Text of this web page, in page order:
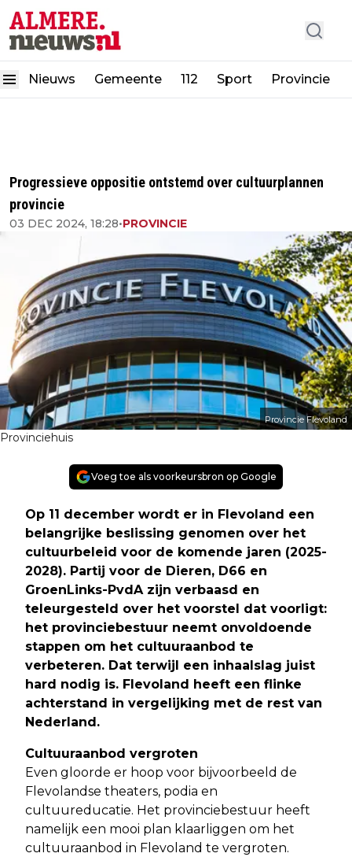
Nieuws Gemeente 112 Sport Provincie
Progressieve oppositie ontstemd over cultuurplannen
provincie
03 DEC 2024, 18:28•PROVINCIE
Provincie Flevoland
Provinciehuis
Voeg toe als voorkeursbron op Google
Op 11 december wordt er in Flevoland een
belangrijke beslissing genomen over het
cultuurbeleid voor de komende jaren (2025-
2028). Partij voor de Dieren, D66 en
GroenLinks-PvdA zijn verbaasd en
teleurgesteld over het voorstel dat voorligt:
het provinciebestuur neemt onvoldoende
stappen om het cultuuraanbod te
verbeteren. Dat terwijl een inhaalslag juist
hard nodig is. Flevoland heeft een flinke
achterstand in vergelijking met de rest van
Nederland.
Cultuuraanbod vergroten
Even gloorde er hoop voor bijvoorbeeld de
Flevolandse theaters, podia en
cultuureducatie. Het provinciebestuur heeft
namelijk een mooi plan klaarliggen om het
cultuuraanbod in Flevoland te vergroten.